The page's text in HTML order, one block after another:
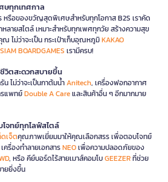
ษทุกเทศกาล
รือของขวัญสุดพิเศษสำหรับทุกโอกาส B2S เราคัด
หลายสไตล์ เหมาะสำหรับทุกเพศทุกวัย สร้างความสุข
ไม่ว่าจะเป็น กระเป๋าเก็บอุณหภูมิKAKAO
SIAM BOARDGAMES เรามีครบ!
ชีวิตสะดวกสบายขึ้น
น ไม่ว่าจะเป็นกาต้มน้ำAnitech, เครื่องฟอกอากาศ
รแพทย์Double A Careและสินค้าอื่น ๆ อีกมากมาย
โจทย์ทุกไลฟ์สไตล์
เจ็ตคุณภาพเยี่ยมมาให้คุณเลือกสรร เพื่อตอบโจทย์
ครื่องทำลายเอกสารNEOเพื่อความปลอดภัยของ
, หรือ คีย์บอร์ดไร้สายเมาส์คอมโบGEEZERที่ช่วย
ยยิ่งขึ้น